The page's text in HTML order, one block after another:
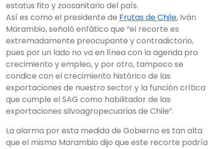
estatus fito y zoosanitario del país.
Así es como el presidente de Frutas de Chile, Iván
Marambio, señaló enfático que “el recorte es
extremadamente preocupante y contradictorio,
pues por un lado no va en línea con la agenda pro
crecimiento y empleo, y por otro, tampoco se
condice con el crecimiento histórico de las
exportaciones de nuestro sector y la función crítica
que cumple el SAG como habilitador de las
exportaciones silvoagropecuarias de Chile”.
La alarma por esta medida de Gobierno es tan alta
que el mismo Marambio dijo que este recorte podría